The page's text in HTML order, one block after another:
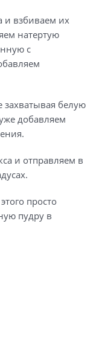
и взбиваем их
натертую
с
белую
добавляем
и отправляем в
просто
пудру в